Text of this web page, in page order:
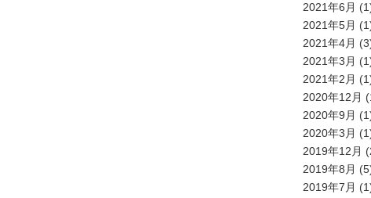
2021年6月
2021年5月
2021年4月
2021年3月
2021年2月
2020年12月
2020年9月
2020年3月
2019年12月
2019年8月
2019年7月